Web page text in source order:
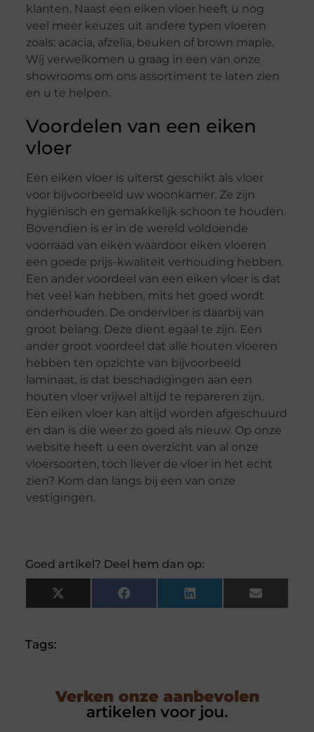
klanten. Naast een eiken vloer heeft u nog
veel meer keuzes uit andere typen vloeren
zoals: acacia, afzelia, beuken of brown maple.
Wij verwelkomen u graag in een van onze
showrooms om ons assortiment te laten zien
en u te helpen.
Voordelen van een eiken
vloer
Een eiken vloer is uiterst geschikt als vloer
voor bijvoorbeeld uw woonkamer. Ze zijn
hygiënisch en gemakkelijk schoon te houden.
Bovendien is er in de wereld voldoende
voorraad van eiken waardoor eiken vloeren
een goede prijs-kwaliteit verhouding hebben.
Een ander voordeel van een eiken vloer is dat
het veel kan hebben, mits het goed wordt
onderhouden. De ondervloer is daarbij van
groot belang. Deze dient egaal te zijn. Een
ander groot voordeel dat alle houten vloeren
hebben ten opzichte van bijvoorbeeld
laminaat, is dat beschadigingen aan een
houten vloer vrijwel altijd te repareren zijn.
Een eiken vloer kan altijd worden afgeschuurd
en dan is die weer zo goed als nieuw. Op onze
website heeft u een overzicht van al onze
vloersoorten, toch liever de vloer in het echt
zien? Kom dan langs bij een van onze
vestigingen.
Goed artikel? Deel hem dan op:
X
(Twitter)
Facebook LinkedIn Email
Tags:
Verken onze aanbevolen
artikelen voor jou.